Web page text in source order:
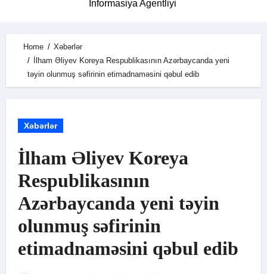
İnformasiya Agentliyi
Home
Xəbərlər
İlham Əliyev Koreya Respublikasının Azərbaycanda yeni
təyin olunmuş səfirinin etimadnaməsini qəbul edib
Xəbərlər
İlham Əliyev Koreya
Respublikasının
Azərbaycanda yeni təyin
olunmuş səfirinin
etimadnaməsini qəbul edib